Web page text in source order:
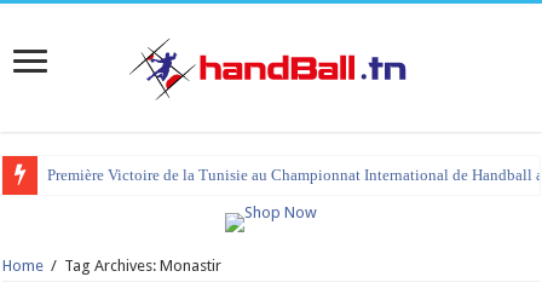
Première Victoire de la Tunisie au Championnat International de Handball
Home / Tag Archives: Monastir